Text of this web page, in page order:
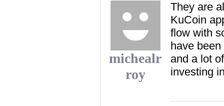
michealr
roy
They are
‌KuCoin‌
flow with
have
and a lot
investing